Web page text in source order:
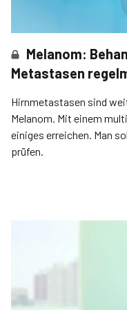
Melanom:
Metastasen
Hirnmetastasen sind
Melanom. Mit einem
einiges erreichen. Man
prüfen.